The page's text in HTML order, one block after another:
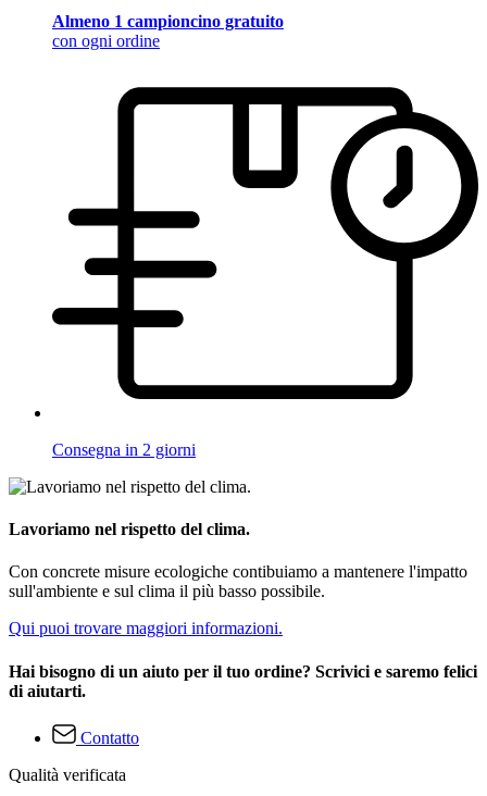
Almeno 1 campioncino gratuito
con ogni ordine
Consegna in 2 giorni
Lavoriamo nel rispetto del clima.
Con concrete misure ecologiche contibuiamo a mantenere l'impatto
sull'ambiente e sul clima il più basso possibile.
Qui puoi trovare maggiori informazioni.
Hai bisogno di un aiuto per il tuo ordine? Scrivici e saremo felici
di aiutarti.
Contatto
Qualità verificata